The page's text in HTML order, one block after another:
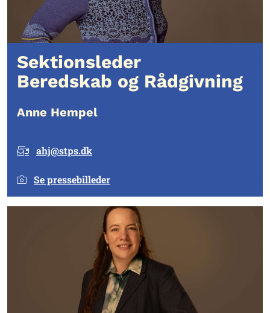
Sektionsleder
Beredskab og Rådgivning
Anne Hempel
ahj@stps.dk
Se pressebilleder